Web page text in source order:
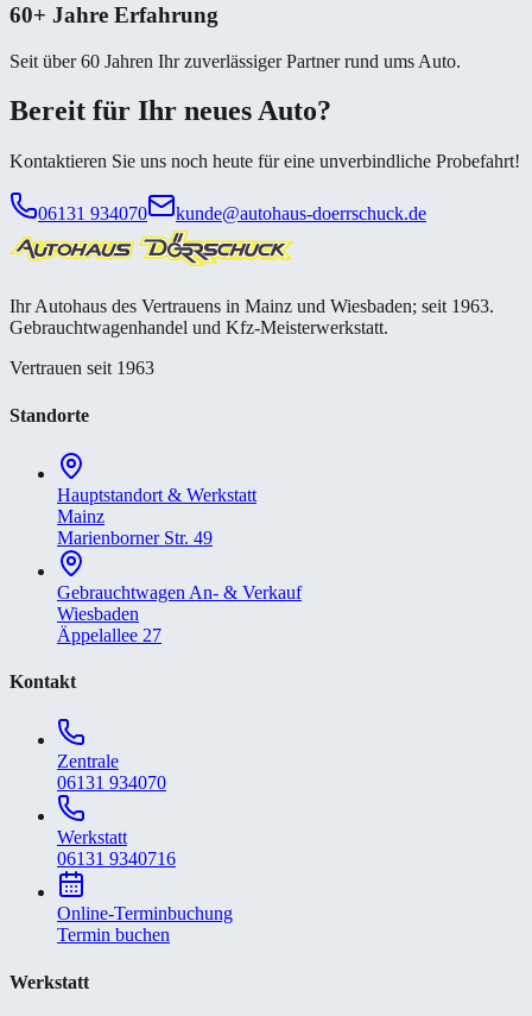
60+ Jahre Erfahrung
Seit über 60 Jahren Ihr zuverlässiger Partner rund ums Auto.
Bereit für Ihr neues Auto?
Kontaktieren Sie uns noch heute für eine unverbindliche Probefahrt!
06131 934070 kunde@autohaus-doerrschuck.de
Ihr Autohaus des Vertrauens in Mainz und Wiesbaden; seit 1963.
Gebrauchtwagenhandel und Kfz-Meisterwerkstatt.
Vertrauen seit 1963
Standorte
Hauptstandort & Werkstatt
Mainz
Marienborner Str. 49
Gebrauchtwagen An- & Verkauf
Wiesbaden
Äppelallee 27
Kontakt
Zentrale
06131 934070
Werkstatt
06131 9340716
Online-Terminbuchung
Termin buchen
Werkstatt